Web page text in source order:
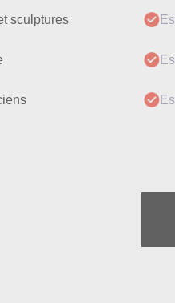
sculptures